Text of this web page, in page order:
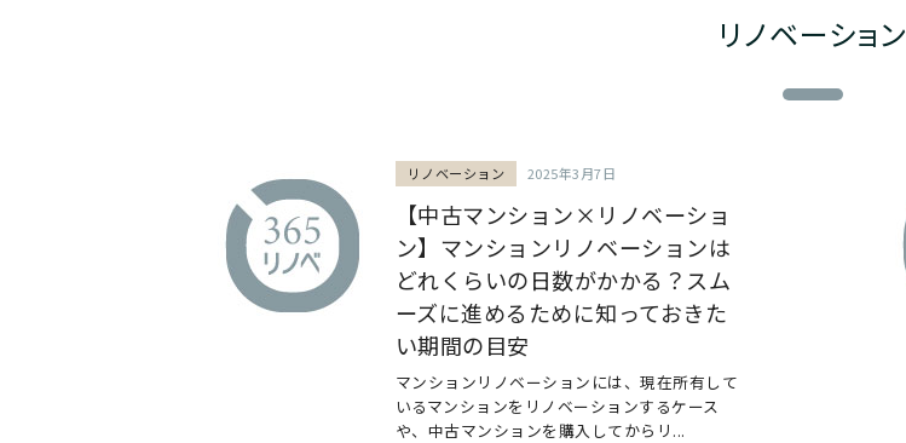
リノベーション
リノベーション 2025年3月7日
【中古マンション×リノベーショ
ン】マンションリノベーションは
どれくらいの日数がかかる？スム
ーズに進めるために知っておきた
い期間の目安
マンションリノベーションには、現在所有して
いるマンションをリノベーションするケース
や、中古マンションを購入してからリ...